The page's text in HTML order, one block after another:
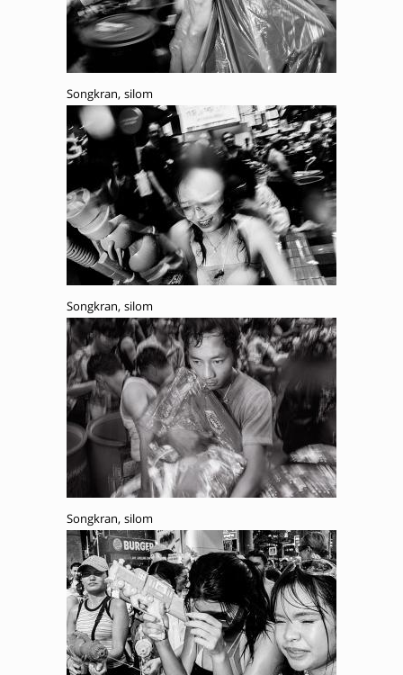
Songkran, silom
Songkran, silom
Songkran, silom